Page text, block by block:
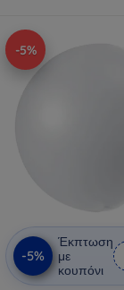
-5%
-5%
Έκπτωση
με
κουπόνι